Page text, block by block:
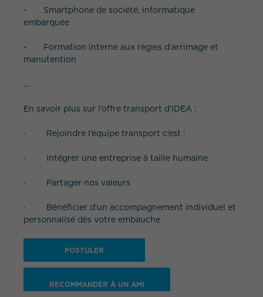
- Smartphone de société, informatique
embarquée
- Formation interne aux règles d’arrimage et
manutention
...
En savoir plus sur l’offre transport d’IDEA :
· Rejoindre l’équipe transport c’est :
· Intégrer une entreprise à taille humaine
· Partager nos valeurs
· Bénéficier d’un accompagnement individuel et
personnalisé dès votre embauche
POSTULER
RECOMMANDER À UN AMI